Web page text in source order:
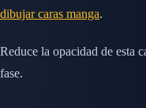
dibujar caras manga.
Reduce la opacidad de esta
fase.